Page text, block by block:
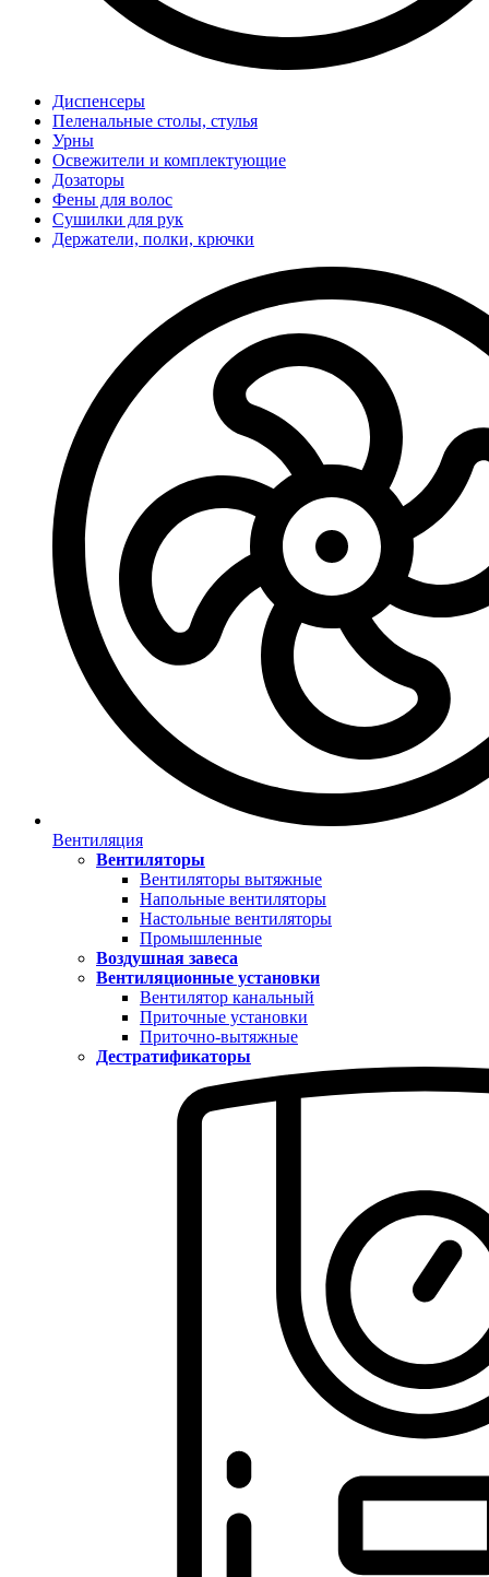
Диспенсеры
Пеленальные столы, стулья
Урны
Освежители и комплектующие
Дозаторы
Фены для волос
Сушилки для рук
Держатели, полки, крючки
Вентиляция
Вентиляторы
Вентиляторы вытяжные
Напольные вентиляторы
Настольные вентиляторы
Промышленные
Воздушная завеса
Вентиляционные установки
Вентилятор канальный
Приточные установки
Приточно-вытяжные
Дестратификаторы